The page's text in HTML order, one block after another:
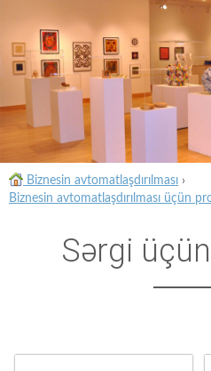
Biznesin avtomatlaşdırılması ›
Biznesin avtomatlaşdırılması üçün
Sərgi